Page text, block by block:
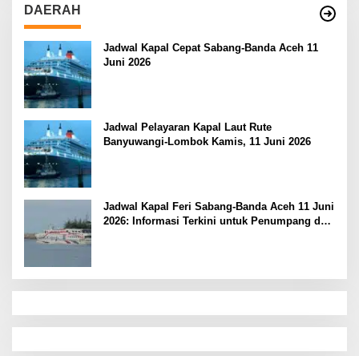
DAERAH
Jadwal Kapal Cepat Sabang-Banda Aceh 11
Juni 2026
Jadwal Pelayaran Kapal Laut Rute
Banyuwangi-Lombok Kamis, 11 Juni 2026
Jadwal Kapal Feri Sabang-Banda Aceh 11 Juni
2026: Informasi Terkini untuk Penumpang dan